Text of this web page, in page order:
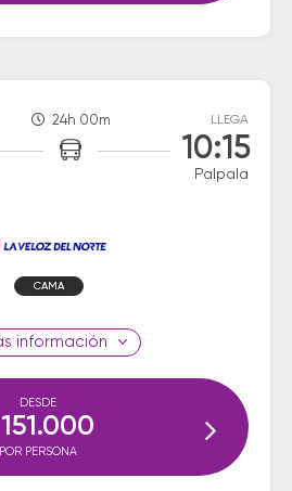
24h 00m LLEGA
10:15
Palpala
CAMA
información
DESDE
151.000
POR PERSONA